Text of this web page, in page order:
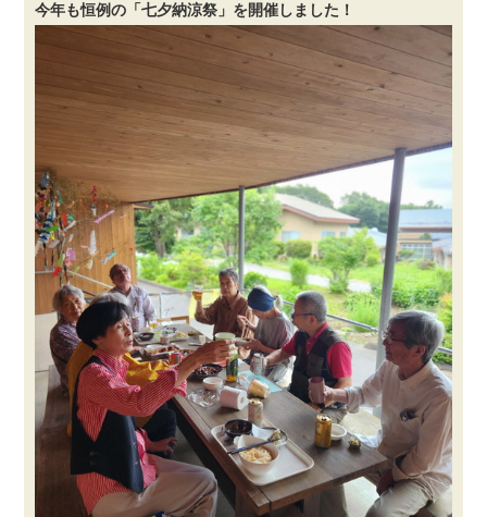
今年も恒例の「七夕納涼祭」を開催しました！